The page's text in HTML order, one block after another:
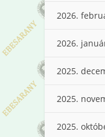
2026.
2026.
2025.
2025.
2025.